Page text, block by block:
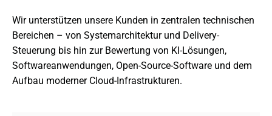
Wir unterstützen unsere Kunden in zentralen technischen
Bereichen – von Systemarchitektur und Delivery-
Steuerung bis hin zur Bewertung von KI-Lösungen,
Softwareanwendungen, Open‑Source‑Software und dem
Aufbau moderner Cloud-Infrastrukturen.